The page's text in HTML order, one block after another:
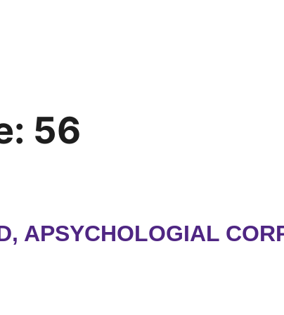
56
APSYCHOLOGIAL